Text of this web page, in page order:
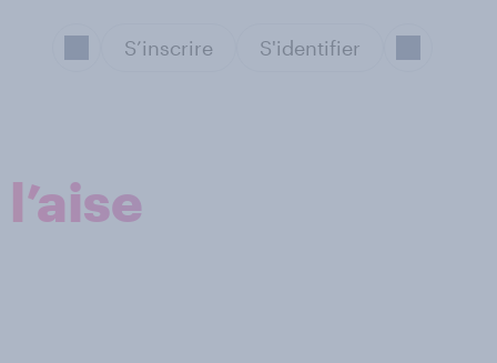
S’inscrire S'identifier